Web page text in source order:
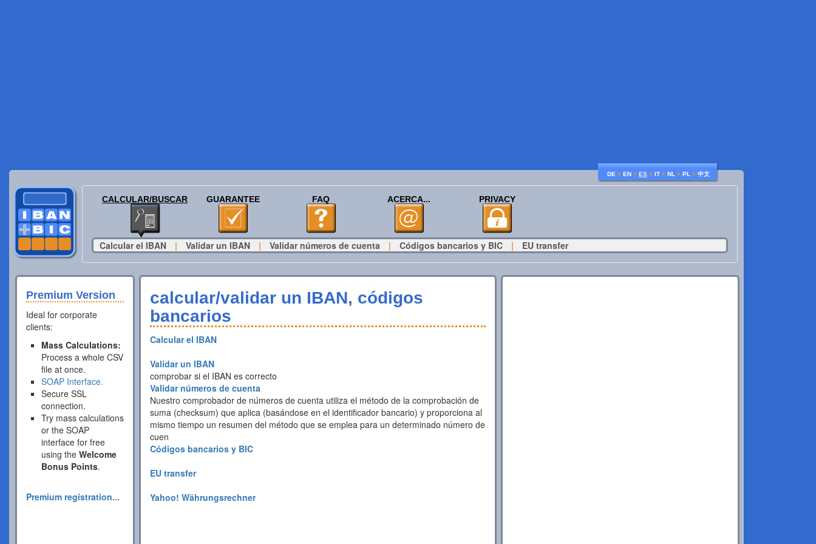
DE ♦ EN ♦ ES ♦ IT ♦ NL ♦ PL ♦ 中文
CALCULAR/BUSCAR GUARANTEE FAQ ACERCA... PRIVACY
Calcular el IBAN | Validar un IBAN | Validar números de cuenta | Códigos bancarios y BIC | EU transfer
Premium Version
Ideal for corporate
clients:
Mass Calculations:
Process a whole CSV
file at once.
SOAP Interface.
Secure SSL
connection.
Try mass calculations
or the SOAP
interface for free
using the Welcome
Bonus Points.
Premium registration...
calcular/validar un IBAN, códigos
bancarios
Calcular el IBAN
Validar un IBAN
comprobar si el IBAN es correcto
Validar números de cuenta
Nuestro comprobador de números de cuenta utiliza el método de la comprobación de
suma (checksum) que aplica (basándose en el identificador bancario) y proporciona al
mismo tiempo un resumen del método que se emplea para un determinado número de
cuen
Códigos bancarios y BIC
EU transfer
Yahoo! Währungsrechner